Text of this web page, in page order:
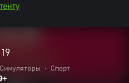
Симуляторы • Спорт